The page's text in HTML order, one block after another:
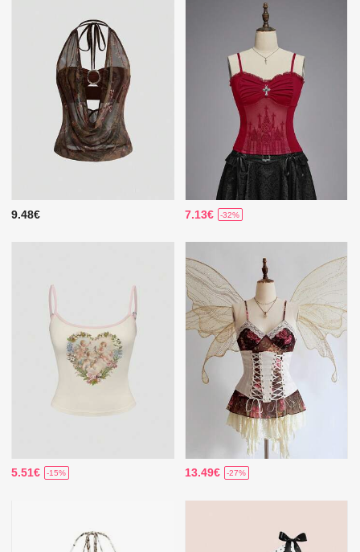
9.48€ 7.13€ -32%
5.51€ -15% 13.49€ -27%